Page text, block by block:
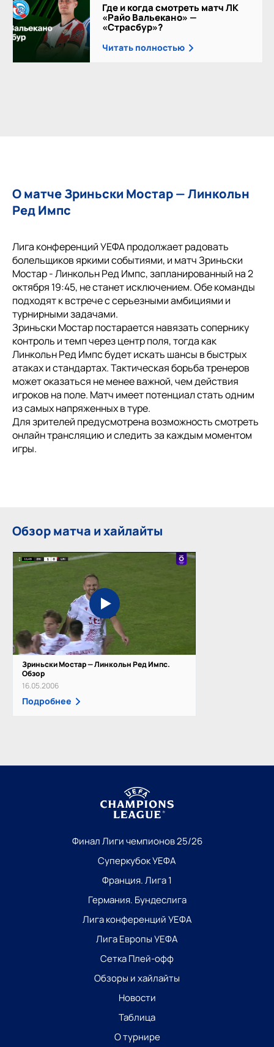
Где и когда смотреть матч ЛК
«Райо Вальекано» —
«Страсбур»?
Читать полностью
О матче Зриньски Мостар — Линкольн
Ред Импс
Лига конференций УЕФА продолжает радовать
болельщиков яркими событиями, и матч Зриньски
Мостар - Линкольн Ред Импс, запланированный на 2
октября 19:45, не станет исключением. Обе команды
подходят к встрече с серьезными амбициями и
турнирными задачами.
Зриньски Мостар постарается навязать сопернику
контроль и темп через центр поля, тогда как
Линкольн Ред Импс будет искать шансы в быстрых
атаках и стандартах. Тактическая борьба тренеров
может оказаться не менее важной, чем действия
игроков на поле. Матч имеет потенциал стать одним
из самых напряженных в туре.
Для зрителей предусмотрена возможность смотреть
онлайн трансляцию и следить за каждым моментом
игры.
Обзор матча и хайлайты
Зриньски Мостар — Линкольн Ред Импс.
Обзор
16.05.2006
Подробнее
Финал Лиги чемпионов 25/26
Суперкубок УЕФА
Франция. Лига 1
Германия. Бундеслига
Лига конференций УЕФА
Лига Европы УЕФА
Сетка Плей-офф
Обзоры и хайлайты
Новости
Таблица
О турнире